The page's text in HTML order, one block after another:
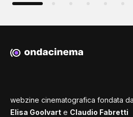
webzine cinematografica fondata da
Elisa Goolvart e Claudio Fabretti